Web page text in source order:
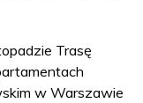
Trasę
w Warszawie